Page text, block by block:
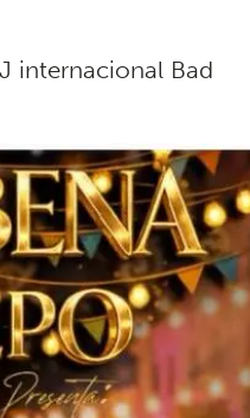
internacional Bad